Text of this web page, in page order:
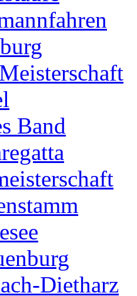
Band
Dietharz